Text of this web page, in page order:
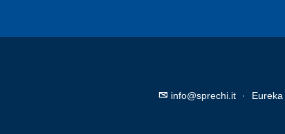
info@sprechi.it ·